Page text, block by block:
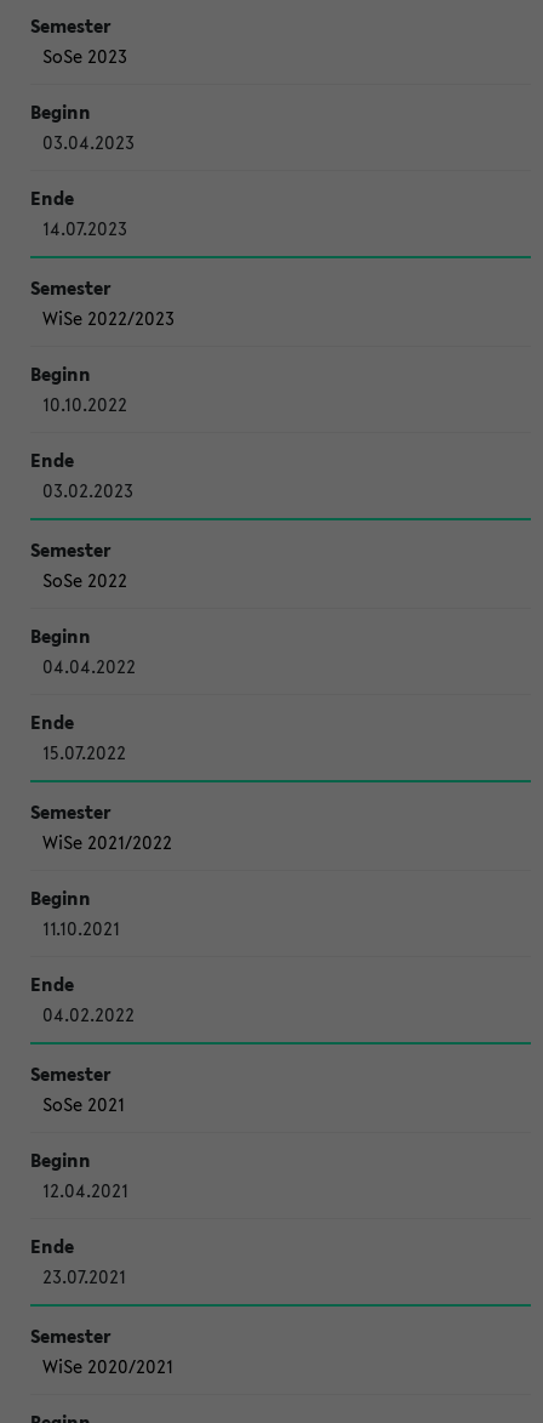
SoSe 2023
03.04.2023
14.07.2023
WiSe 2022/2023
10.10.2022
03.02.2023
SoSe 2022
04.04.2022
15.07.2022
WiSe 2021/2022
11.10.2021
04.02.2022
SoSe 2021
12.04.2021
23.07.2021
WiSe 2020/2021